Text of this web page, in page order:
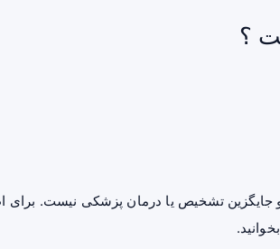
؟
تشخیص یا درمان پزشکی نیست. برای